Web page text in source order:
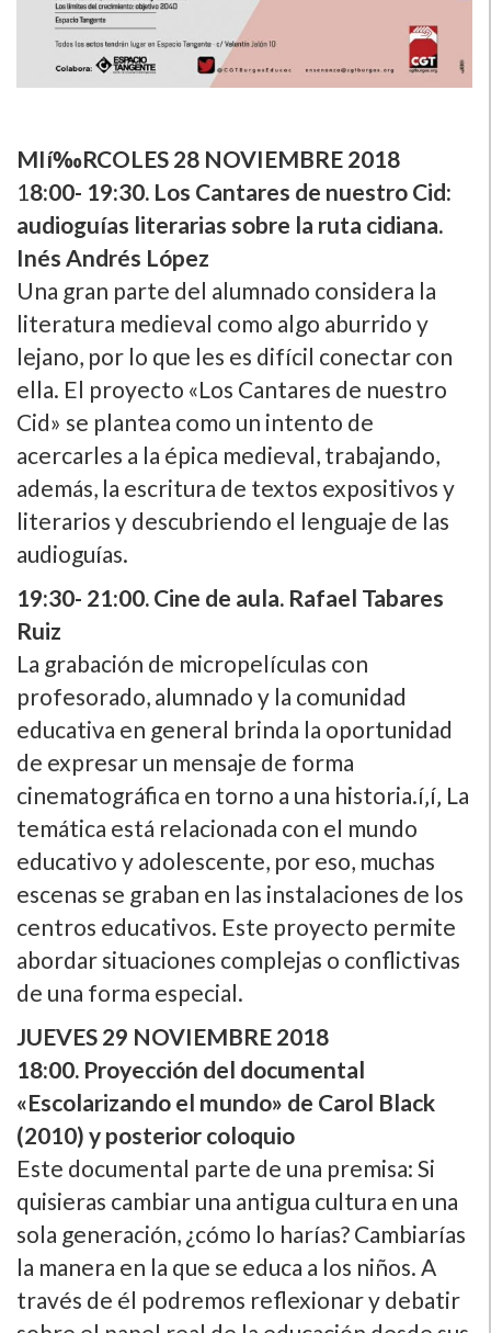
MIí‰RCOLES 28 NOVIEMBRE 2018
18:00- 19:30. Los Cantares de nuestro Cid:
audioguí­as literarias sobre la ruta cidiana.
Inés Andrés López
Una gran parte del alumnado considera la
literatura medieval como algo aburrido y
lejano, por lo que les es difí­cil conectar con
ella. El proyecto «Los Cantares de nuestro
Cid» se plantea como un intento de
acercarles a la épica medieval, trabajando,
además, la escritura de textos expositivos y
literarios y descubriendo el lenguaje de las
audioguí­as.
19:30- 21:00. Cine de aula. Rafael Tabares
Ruiz
La grabación de micropelí­culas con
profesorado, alumnado y la comunidad
educativa en general brinda la oportunidad
de expresar un mensaje de forma
cinematográfica en torno a una historia.í‚í‚ La
temática está relacionada con el mundo
educativo y adolescente, por eso, muchas
escenas se graban en las instalaciones de los
centros educativos. Este proyecto permite
abordar situaciones complejas o conflictivas
de una forma especial.
JUEVES 29 NOVIEMBRE 2018
18:00. Proyección del documental
«Escolarizando el mundo» de Carol Black
(2010) y posterior coloquio
Este documental parte de una premisa: Si
quisieras cambiar una antigua cultura en una
sola generación, ¿cómo lo harí­as? Cambiarí­as
la manera en la que se educa a los niños. A
través de él podremos reflexionar y debatir